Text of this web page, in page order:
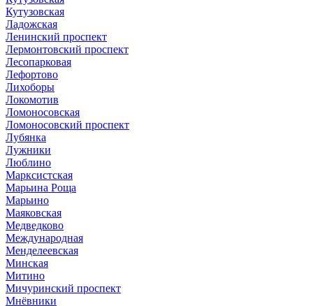
Кутузовская
Ладожская
Ленинский проспект
Лермонтовский проспект
Лесопарковая
Лефортово
Лихоборы
Локомотив
Ломоносовская
Ломоносовский проспект
Лубянка
Лужники
Люблино
Марксистская
Марьина Роща
Марьино
Маяковская
Медведково
Международная
Менделеевская
Минская
Митино
Мичуринский проспект
Мнёвники